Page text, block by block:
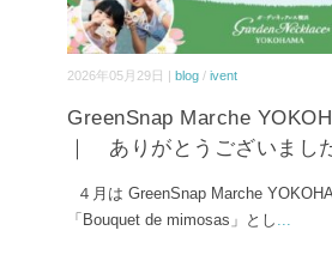
2026年05月29日 | blog / ivent
GreenSnap Marche
｜ ありがとうございまし
４月は GreenSnap Marche
「Bouquet de mimosas」とし ...